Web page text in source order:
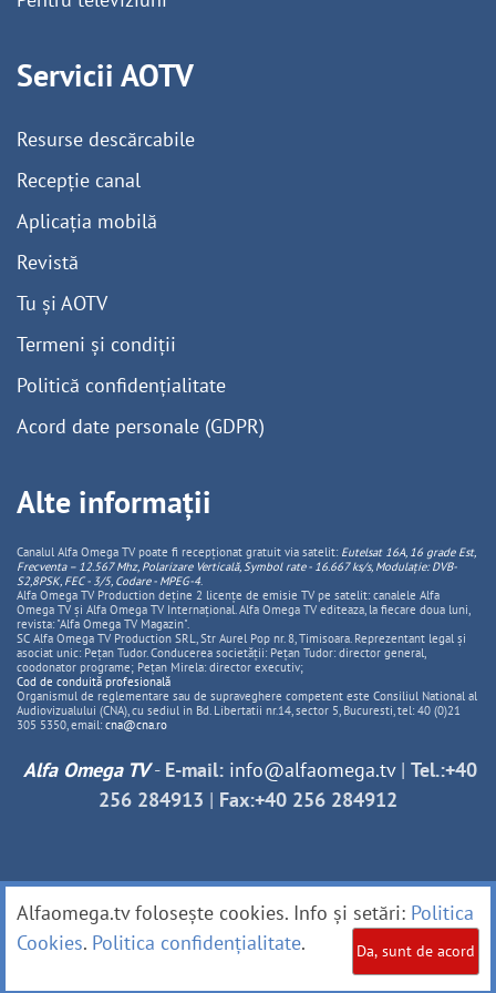
Servicii AOTV
Resurse descărcabile
Recepție canal
Aplicația mobilă
Revistă
Tu și AOTV
Termeni și condiții
Politică confidențialitate
Acord date personale (GDPR)
Alte informații
Canalul Alfa Omega TV poate fi recepționat gratuit via satelit: Eutelsat 16A, 16 grade Est,
Frecventa – 12.567 Mhz, PolarizareVerticală, Symbol rate - 16.667 ks/s, Modulație: DVB-
S2,8PSK, FEC - 3/5, Codare - MPEG-4.
Alfa Omega TV Production deține 2 licențe de emisie TV pe satelit: canalele Alfa
Omega TV și Alfa Omega TV Internațional. Alfa Omega TV editeaza, la fiecare doua luni,
revista: "Alfa Omega TV Magazin".
SC Alfa Omega TV Production SRL, Str Aurel Pop nr. 8, Timisoara. Reprezentant legal și
asociat unic: Pețan Tudor. Conducerea societății: Pețan Tudor: director general,
coodonator programe; Pețan Mirela: director executiv;
Cod de conduită profesională
Organismul de reglementare sau de supraveghere competent este Consiliul National al
Audiovizualului (CNA), cu sediul in Bd. Libertatii nr.14, sector 5, Bucuresti, tel: 40 (0)21
305 5350, email: cna@cna.ro
Alfa Omega TV- E-mail: info@alfaomega.tv| Tel.:+40
256 284913 | Fax:+40 256 284912
Alfaomega.tv folosește cookies. Info și setări: Politica
Cookies. Politica confidențialitate. Da, sunt de acord